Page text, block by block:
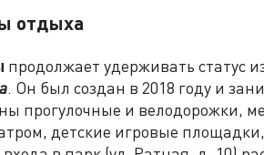
отдыха
продолжает удерживать статус
. Он был создан в 2018 году и
прогулочные и велодорожки,
детские игровые